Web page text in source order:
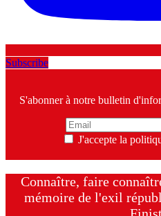
Subscribe
S'abonner à notre bulletin
J'accepte la
Connaître, faire
mémoire de l'exil